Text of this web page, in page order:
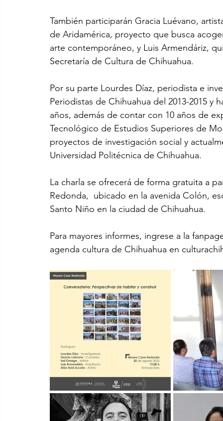
También participarán Gracia Luévano,
de Aridamérica, proyecto que busca
arte contemporáneo, y Luis Armendáriz,
Secretaría de Cultura de Chihuahua.
Por su parte Lourdes Díaz, periodista e
Periodistas de Chihuahua del 2013-2015
años, además de contar con 10 años de
Tecnológico de Estudios Superiores de
proyectos de investigación social y
Universidad Politécnica de Chihuahua.
La charla se ofrecerá de forma gratuita a
Redonda,  ubicado en la avenida Colón,
Santo Niño en la ciudad de Chihuahua.
Para mayores informes, ingrese a la
agenda cultura de Chihuahua en